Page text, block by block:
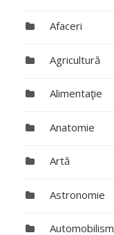
Afaceri
Agricultură
Alimentaţie
Anatomie
Artă
Astronomie
Automobilism